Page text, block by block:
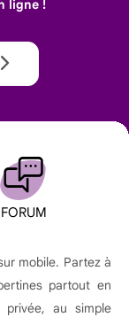
ligne !
FORUM
mobile. Partez à
partout en
au simple